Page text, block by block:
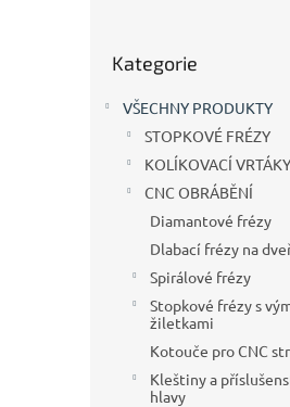
kategorie
Kategorie
VŠECHNY PRODUKTY
STOPKOVÉ FRÉZY
KOLÍKOVACÍ VRTÁKY
CNC OBRÁBĚNÍ
Diamantové frézy
Dlabací frézy na
Spirálové frézy
Stopkové frézy s
žiletkami
Kotouče pro CNC
Kleštiny a
hlavy